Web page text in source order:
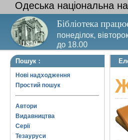
Одеська національна
Бібліотека
понеділок,
до 18.00
Вихідний день –
Пошук :
Нові надходження
Простий пошук
Автори
Видавництва
Серії
Тезауруси